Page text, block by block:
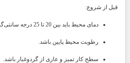
قبل از شروع:
دمای محیط باید بین 20 تا 25 درجه سانتی‌گراد باشد.
رطوبت محیط پایین باشد.
سطح کار تمیز و عاری از گردوغبار باشد.